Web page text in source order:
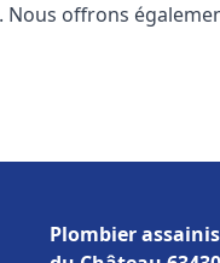
offrons
Plombier